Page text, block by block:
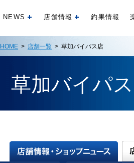
NEWS 開く店舗情報 開く釣果情報
HOME > 店舗一覧 > 草加バイパス店
草加バイパ